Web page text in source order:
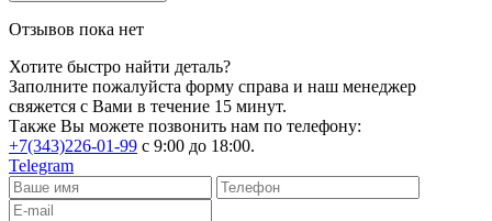
Отзывов пока нет
Хотите быстро найти деталь?
Заполните пожалуйста форму справа и наш менеджер
свяжется с Вами в течение 15 минут.
Также Вы можете позвонить нам по телефону:
+7(343)226-01-99 с 9:00 до 18:00.
Telegram